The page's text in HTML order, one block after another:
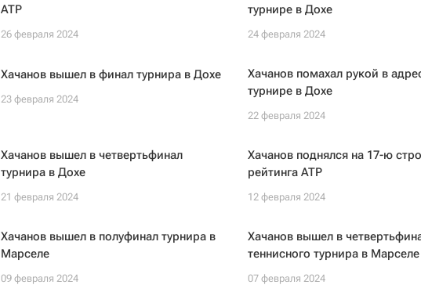
ATP
26 февраля 2024
турнире в Дохе
24 февраля 2024
Хачанов вышел в финал турнира в Дохе
23 февраля 2024
Хачанов помахал рукой в
турнире в Дохе
22 февраля 2024
Хачанов вышел в четвертьфинал
турнира в Дохе
21 февраля 2024
Хачанов поднялся на 17-ю
рейтинга ATP
12 февраля 2024
Хачанов вышел в полуфинал турнира в
Марселе
09 февраля 2024
Хачанов вышел в
теннисного турнира в Марселе
07 февраля 2024